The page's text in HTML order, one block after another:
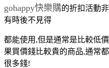
gohappy快樂購的折扣活動
有時後不見得
都能使用,但是通常是比較低
果買價錢比較貴的商品,通常
很多錢!